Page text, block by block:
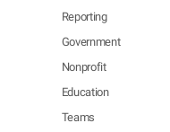
Reporting
Government
Nonprofit
Education
Teams